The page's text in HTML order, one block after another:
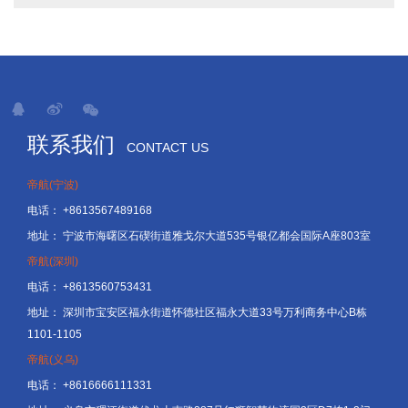
联系我们 CONTACT US
帝航(宁波)
电话： +8613567489168
地址： 宁波市海曙区石碶街道雅戈尔大道535号银亿都会国际A座803室
帝航(深圳)
电话： +8613560753431
地址： 深圳市宝安区福永街道怀德社区福永大道33号万利商务中心B栋
1101-1105
帝航(义乌)
电话： +8616666111331